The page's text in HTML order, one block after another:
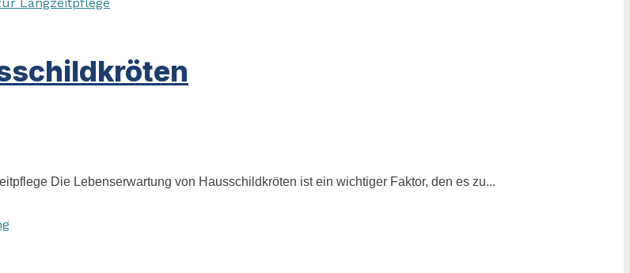
Die Lebenserwartung von Hausschildkröten ist ein wichtiger Faktor, den es zu...